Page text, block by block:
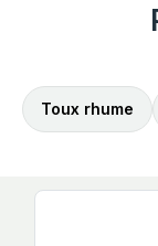
Toux rhume